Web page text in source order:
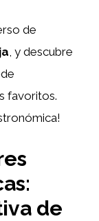
de
, y descubre
favoritos.
de